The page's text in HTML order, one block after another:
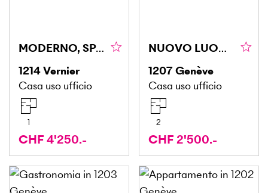
MODERNO, SPAZIOSO E VERSATILE
1214Vernier
Casa uso ufficio
1
CHF 4'250.-
NUOVO LUOGO DI LAVORO NEL CENTRO DI GINEVRA
1207Genève
Casa uso ufficio
2
CHF 2'500.-